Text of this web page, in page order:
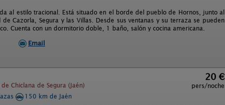
al estilo tracional. Está situado en el borde del pueblo de Hornos, junto al
Cazorla, Segura y las Villas. Desde sus ventanas y su terraza se pueden
Cuenta con un dormitorio doble, 1 baño, salón y cocina americana.
Email
de Chiclana de Segura (Jaén)
20 €
pers/noche
150 km de Jaén